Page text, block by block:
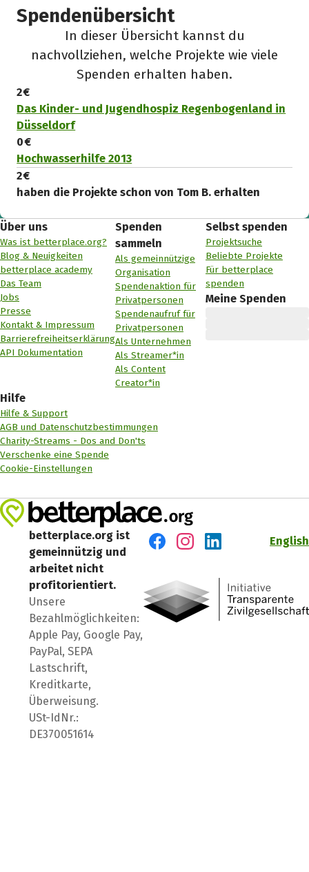
Spendenübersicht
In dieser Übersicht kannst du
nachvollziehen, welche Projekte wie viele
Spenden erhalten haben.
2 €
Das Kinder- und Jugendhospiz Regenbogenland in
Düsseldorf
0 €
Hochwasserhilfe 2013
2 €
haben die Projekte schon von Tom B. erhalten
Über uns
Was ist betterplace.org?
Blog & Neuigkeiten
betterplace academy
Das Team
Jobs
Presse
Kontakt & Impressum
Barrierefreiheitserklärung
API Dokumentation
Spenden
sammeln
Als gemeinnützige
Organisation
Spendenaktion für
Privatpersonen
Spendenaufruf für
Privatpersonen
Als Unternehmen
Als Streamer*in
Als Content
Creator*in
Selbst spenden
Projektsuche
Beliebte Projekte
Für betterplace
spenden
Meine Spenden
Hilfe
Hilfe & Support
AGB und Datenschutzbestimmungen
Charity-Streams - Dos and Don'ts
Verschenke eine Spende
Cookie-Einstellungen
betterplace.org ist
gemeinnützig und
arbeitet nicht
profitorientiert.
Unsere
Bezahlmöglichkeiten:
Apple Pay, Google Pay,
PayPal, SEPA
Lastschrift,
Kreditkarte,
Überweisung.
USt-IdNr.:
DE370051614
English